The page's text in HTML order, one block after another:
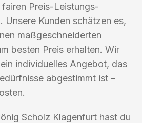
Preis-Leistungs-
Unsere Kunden schätzen es,
maßgeschneiderten
besten Preis erhalten. Wir
individuelles Angebot, das
abgestimmt ist –
Scholz Klagenfurt hast du